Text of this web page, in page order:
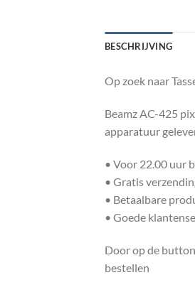
BESCHRIJVING
Op zoek naar
Beamz AC-425
apparatuur
• Voor 22.00 uur
• Gratis
• Betaalbare
• Goede
Door op de button
bestellen